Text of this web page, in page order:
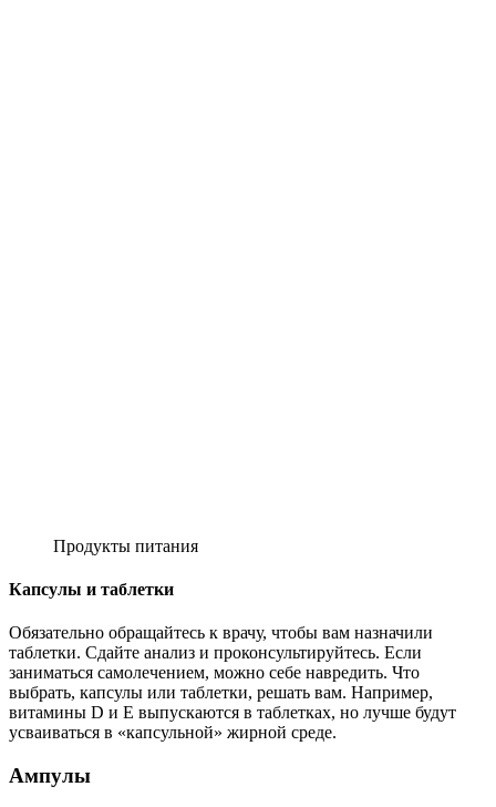
Продукты питания
Капсулы и таблетки
Обязательно обращайтесь к врачу, чтобы вам назначили
таблетки. Сдайте анализ и проконсультируйтесь. Если
заниматься самолечением, можно себе навредить. Что
выбрать, капсулы или таблетки, решать вам. Например,
витамины D и Е выпускаются в таблетках, но лучше будут
усваиваться в «капсульной» жирной среде.
Ампулы